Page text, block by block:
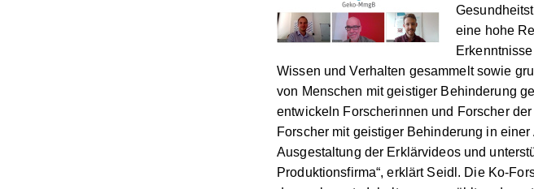
eine hohe
Wissen und Verhalten gesammelt sowie
von Menschen mit geistiger Behinderung
entwickeln Forscherinnen und Forscher
Forscher mit geistiger Behinderung in
Ausgestaltung der Erklärvideos und
Produktionsfirma“, erklärt Seidl. Die Ko-